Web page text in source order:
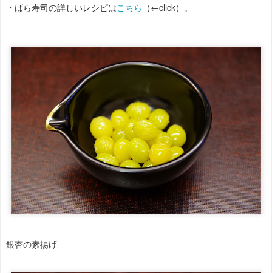
・ばら寿司の詳しいレシピはこちら （←click）。
銀杏の素揚げ